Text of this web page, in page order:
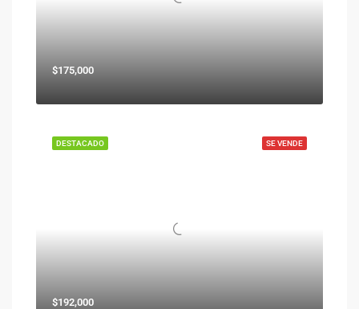
$175,000
SE VENDE
DESTACADO
$192,000